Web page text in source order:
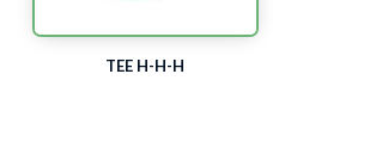
TEE H-H-H